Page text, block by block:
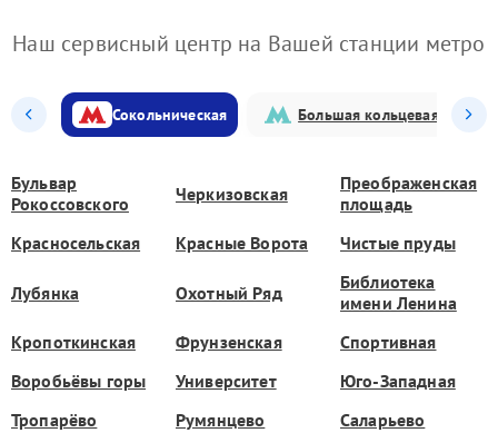
Наш сервисный центр на Вашей станции метро
Сокольническая Большая кольцевая
Бульвар
Рокоссовского
Черкизовская
Преображенская
площадь
Красносельская
Красные Ворота Чистые пруды
Лубянка Охотный Ряд
Библиотека
имени Ленина
Кропоткинская
Фрунзенская
Спортивная
Воробьёвы горы
Университет
Юго-Западная
Тропарёво
Румянцево Саларьево